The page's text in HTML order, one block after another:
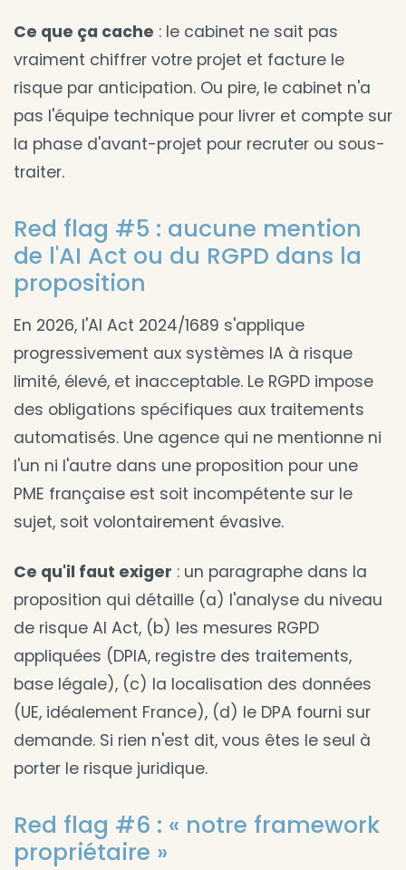
Ce que ça cache : le cabinet ne sait pas
vraiment chiffrer votre projet et facture le
risque par anticipation. Ou pire, le cabinet n'a
pas l'équipe technique pour livrer et compte sur
la phase d'avant-projet pour recruter ou sous-
traiter.
Red flag #5 : aucune mention
de l'AI Act ou du RGPD dans la
proposition
En 2026, l'AI Act 2024/1689 s'applique
progressivement aux systèmes IA à risque
limité, élevé, et inacceptable. Le RGPD impose
des obligations spécifiques aux traitements
automatisés. Une agence qui ne mentionne ni
l'un ni l'autre dans une proposition pour une
PME française est soit incompétente sur le
sujet, soit volontairement évasive.
Ce qu'il faut exiger : un paragraphe dans la
proposition qui détaille (a) l'analyse du niveau
de risque AI Act, (b) les mesures RGPD
appliquées (DPIA, registre des traitements,
base légale), (c) la localisation des données
(UE, idéalement France), (d) le DPA fourni sur
demande. Si rien n'est dit, vous êtes le seul à
porter le risque juridique.
Red flag #6 : « notre framework
propriétaire »